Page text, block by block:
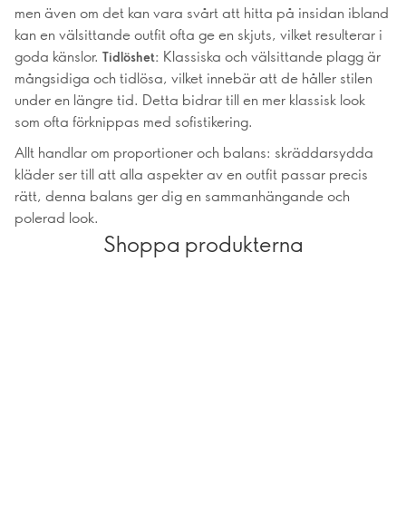
men även om det kan vara svårt att hitta på insidan ibland
kan en välsittande outfit ofta ge en skjuts, vilket resulterar i
goda känslor. Tidlöshet: Klassiska och välsittande plagg är
mångsidiga och tidlösa, vilket innebär att de håller stilen
under en längre tid. Detta bidrar till en mer klassisk look
som ofta förknippas med sofistikering.
Allt handlar om proportioner och balans: skräddarsydda
kläder ser till att alla aspekter av en outfit passar precis
rätt, denna balans ger dig en sammanhängande och
polerad look.
Shoppa produkterna